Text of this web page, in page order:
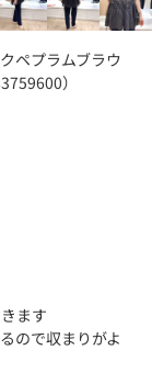
ペプラムブラウ
）
ます
ので収まりがよ